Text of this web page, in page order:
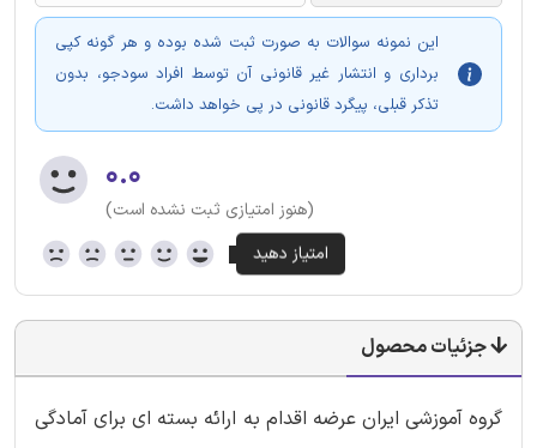
این نمونه سوالات به صورت ثبت شده بوده و هر گونه کپی
برداری و انتشار غیر قانونی آن توسط افراد سودجو، بدون
تذکر قبلی، پیگرد قانونی در پی خواهد داشت.
۰.۰
(هنوز امتیازی ثبت نشده است)
جزئیات محصول
گروه آموزشی ایران عرضه اقدام به ارائه بسته ای برای آمادگی